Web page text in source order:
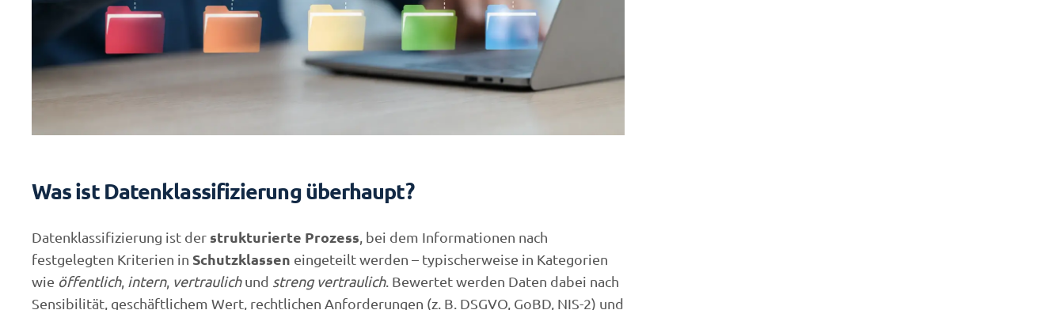
Was ist Datenklassifizierung überhaupt?
Datenklassifizierung ist der strukturierte Prozess , bei dem Informationen nach
festgelegten Kriterien in Schutzklassen eingeteilt werden – typischerweise in Kategorien
wie öffentlich, intern, vertraulichund streng vertraulich. Bewertet werden Daten dabei nach
Sensibilität, geschäftlichem Wert, rechtlichen Anforderungen (z. B. DSGVO, GoBD, NIS-2) und